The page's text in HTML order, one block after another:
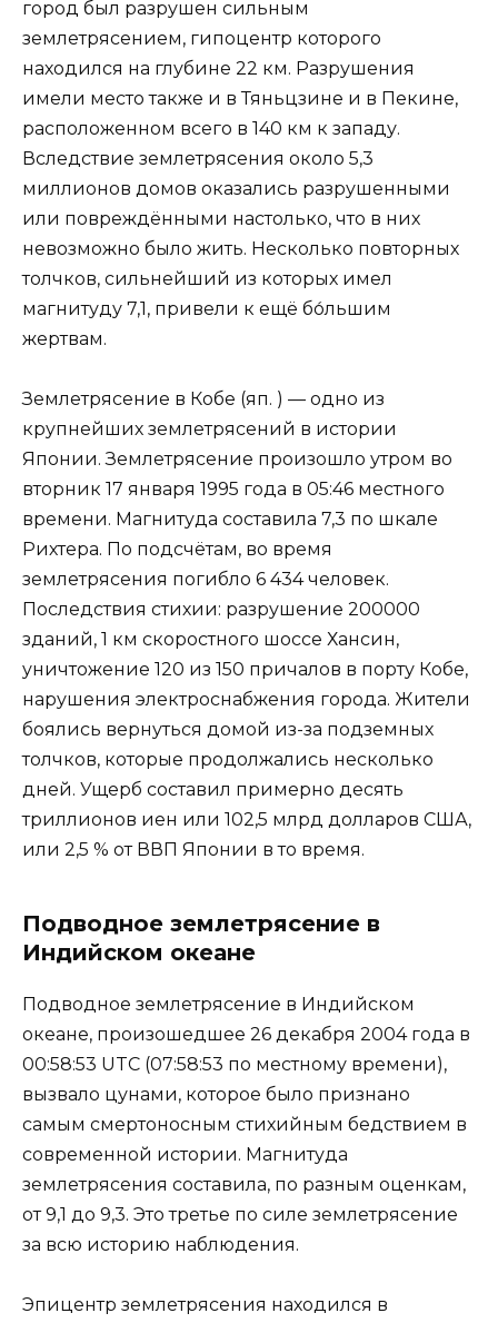
город был разрушен сильным
землетрясением, гипоцентр которого
находился на глубине 22 км. Разрушения
имели место также и в Тяньцзине и в Пекине,
расположенном всего в 140 км к западу.
Вследствие землетрясения около 5,3
миллионов домов оказались разрушенными
или повреждёнными настолько, что в них
невозможно было жить. Несколько повторных
толчков, сильнейший из которых имел
магнитуду 7,1, привели к ещё бо́льшим
жертвам.
Землетрясение в Кобе (яп. ) — одно из
крупнейших землетрясений в истории
Японии. Землетрясение произошло утром во
вторник 17 января 1995 года в 05:46 местного
времени. Магнитуда составила 7,3 по шкале
Рихтера. По подсчётам, во время
землетрясения погибло 6 434 человек.
Последствия стихии: разрушение 200000
зданий, 1 км скоростного шоссе Хансин,
уничтожение 120 из 150 причалов в порту Кобе,
нарушения электроснабжения города. Жители
боялись вернуться домой из-за подземных
толчков, которые продолжались несколько
дней. Ущерб составил примерно десять
триллионов иен или 102,5 млрд долларов США,
или 2,5 % от ВВП Японии в то время.
Подводное землетрясение в
Индийском океане
Подводное землетрясение в Индийском
океане, произошедшее 26 декабря 2004 года в
00:58:53 UTC (07:58:53 по местному времени),
вызвало цунами, которое было признано
самым смертоносным стихийным бедствием в
современной истории. Магнитуда
землетрясения составила, по разным оценкам,
от 9,1 до 9,3. Это третье по силе землетрясение
за всю историю наблюдения.
Эпицентр землетрясения находился в